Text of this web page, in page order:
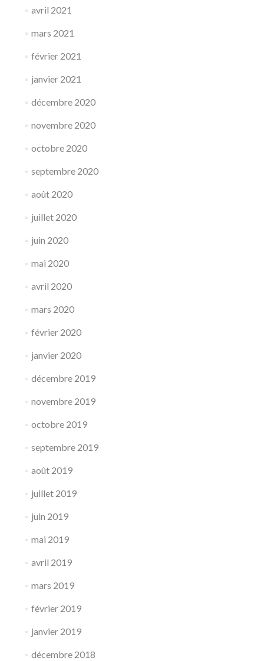
avril 2021
mars 2021
février 2021
janvier 2021
décembre 2020
novembre 2020
octobre 2020
septembre 2020
août 2020
juillet 2020
juin 2020
mai 2020
avril 2020
mars 2020
février 2020
janvier 2020
décembre 2019
novembre 2019
octobre 2019
septembre 2019
août 2019
juillet 2019
juin 2019
mai 2019
avril 2019
mars 2019
février 2019
janvier 2019
décembre 2018